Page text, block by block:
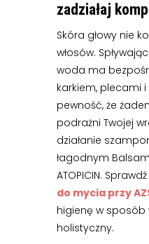
zadziałaj
Skóra głowy nie
włosów.
woda ma
karkiem, plecami
pewność, że
podrażni Twojej
działanie
łagodnym
ATOPICIN.
do mycia przy
higienę w sposób
holistyczny.